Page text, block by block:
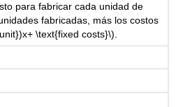
para fabricar cada unidad de
fabricadas, más los costos
\text{fixed costs}\)